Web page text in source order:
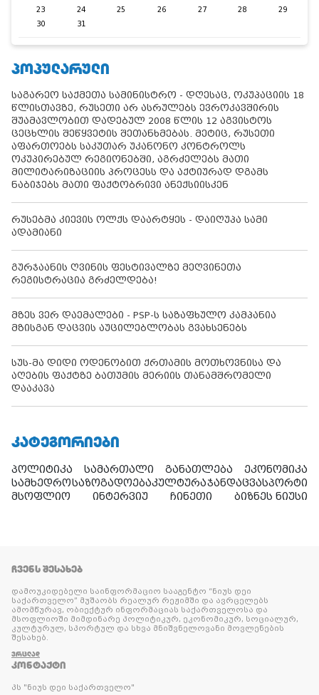
23
24 25 26 27 28
29
30
31
ᲞᲝᲞᲣᲚᲐᲠᲣᲚᲘ
საგარეო საქმეთა სამინისტრო - დღესაც, ოკუპაციის 18
წლისთავზე, რუსეთი არ ასრულებს ევროკავშირის
შუამავლობით დადებულ 2008 წლის 12 აგვისტოს
ცეცხლის შეწყვეტის შეთანხმებას. მეტიც, რუსეთი
აფართოებს საკუთარ უკანონო კონტროლს
ოკუპირებულ რეგიონებში, აგრძელებს მათი
მილიტარიზაციის პროცესს და აქტიურად დგამს
ნაბიჯებს მათი ფაქტობრივი ანექსიისკენ
რუსებმა კიევის ოლქს დაარტყეს - დაიღუპა სამი
ადამიანი
გურჯაანის ღვინის ფესტივალზე მეღვინეთა
რეგისტრაცია გრძელდება!
მზეს ვერ დაემალები - PSP-ს საზაფხულო კამპანია
მზისგან დაცვის აუცილებლობას გვახსენებს
სუს-მა დიდი ოდენობით ქრთამის მოთხოვნისა და
აღების ფაქტზე ბათუმის მერიის თანამშრომელი
დააკავა
ᲙᲐᲢᲔᲒᲝᲠᲘᲔᲑᲘ
პოლიტიკა სამართალი განათლება
ეკონომიკა
სამხედროსაზოგადოებაკულტურაჯანდაცვასპორტი
მსოფლიო
ინტერვიუ ჩინეთი ბიზნეს ნიუსი
ᲩᲕᲔᲜᲡ ᲨᲔᲡᲐᲮᲔᲑ
დამოუკიდებელი საინფორმაციო სააგენტო “ნიუს დეი
საქართველო” მუშაობს რეალურ რეჟიმში და ავრცელებს
ამომწურავ, ობიექტურ ინფორმაციას საქართველოსა და
მსოფლიოში მიმდინარე პოლიტიკურ, ეკონომიკურ, სოციალურ,
კულტურულ, სპორტულ და სხვა მნიშვნელოვანი მოვლენების
შესახებ.
ᲕᲠᲪᲚᲐᲓ
ᲙᲝᲜᲢᲐᲥᲢᲘ
პს "ნიუს დეი საქართველო"